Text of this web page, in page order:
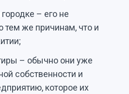
– его не
тем же причинам, что и
– обычно они уже
собственности и
которое их